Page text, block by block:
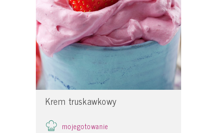
Krem truskawkowy
mojegotowanie